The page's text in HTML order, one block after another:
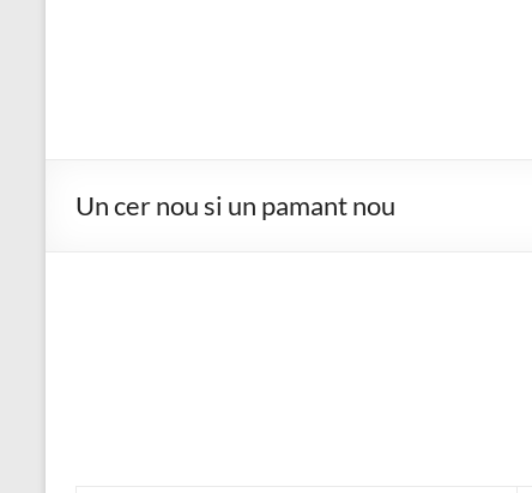
Un cer nou si un pamant nou